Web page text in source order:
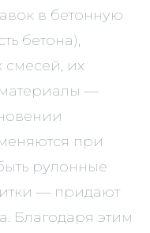
в бетонную
бетона),
их
материалы —
при
рулонные
— придают
Благодаря этим